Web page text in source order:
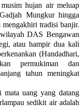
hujan air meluap
Mungkur hingga
tradisi banjir.
DAS Bengawan
atau hampir dua kali
(Handadhari,
permukiman dan
tahun meningkat
uang yang datang
sedikit air adalah